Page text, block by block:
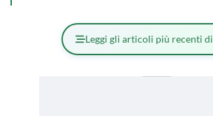
Leggi gli articoli più recenti di